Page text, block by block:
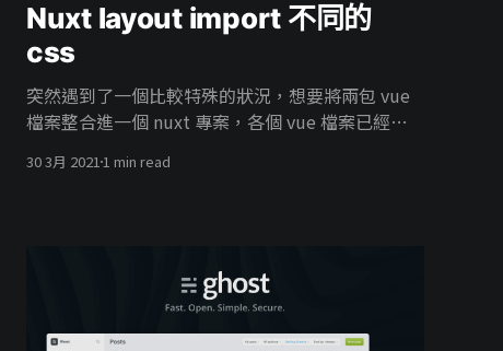
Nuxt layout import 不同的
css
突然遇到了一個比較特殊的狀況，想要將兩包 vue
檔案整合進一個 nuxt 專案，各個 vue 檔案已經有
樣式互相覆蓋的問題。
30 3月 20211 min read